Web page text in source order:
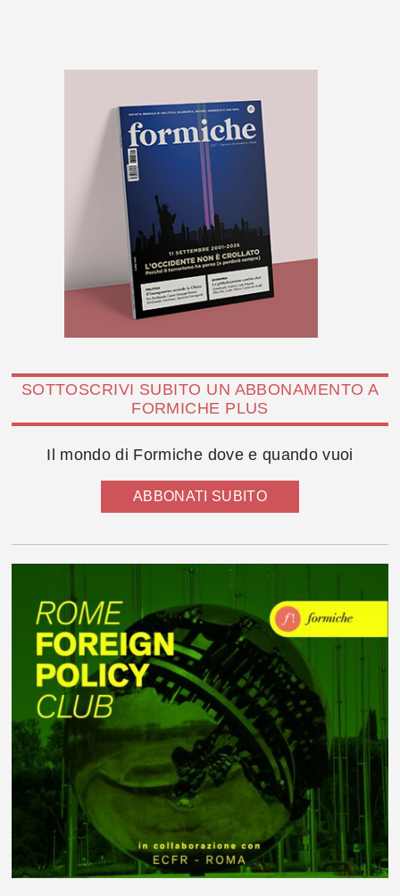
SOTTOSCRIVI SUBITO UN ABBONAMENTO A
FORMICHE PLUS
Il mondo di Formiche dove e quando vuoi
ABBONATI SUBITO